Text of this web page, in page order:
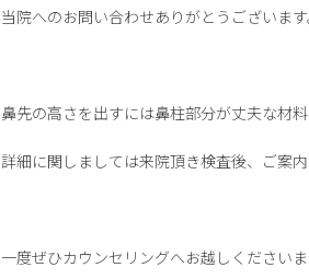
当院へのお問い合わせありがとうございます
鼻先の高さを出すには鼻柱部分が丈夫な材
詳細に関しましては来院頂き検査後、ご案
一度ぜひカウンセリングへお越しくださいま